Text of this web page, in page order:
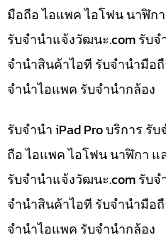
มือถือ ไอแพค ไอโฟน นาฬิก
รับจํานําแจ้งวัฒนะ.com รับจ
จำนำสินค้าไอที รับจำนำมือ
จำนำไอแพค รับจำนำกล้อง
รับจำนำ iPad Pro บริการ รั
ถือ ไอแพค ไอโฟน นาฬิกา แ
รับจํานําแจ้งวัฒนะ.com รับจ
จำนำสินค้าไอที รับจำนำมือ
จำนำไอแพค รับจำนำกล้อง